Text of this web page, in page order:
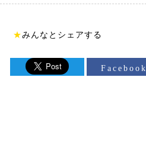
★みんなとシェアする
Facebook